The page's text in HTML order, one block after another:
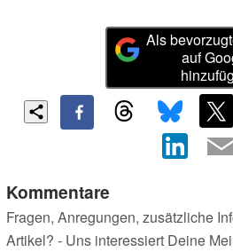
Als
auf
Kommentare
Fragen, Anregungen, zusätzliche
Artikel? - Uns interessiert Deine